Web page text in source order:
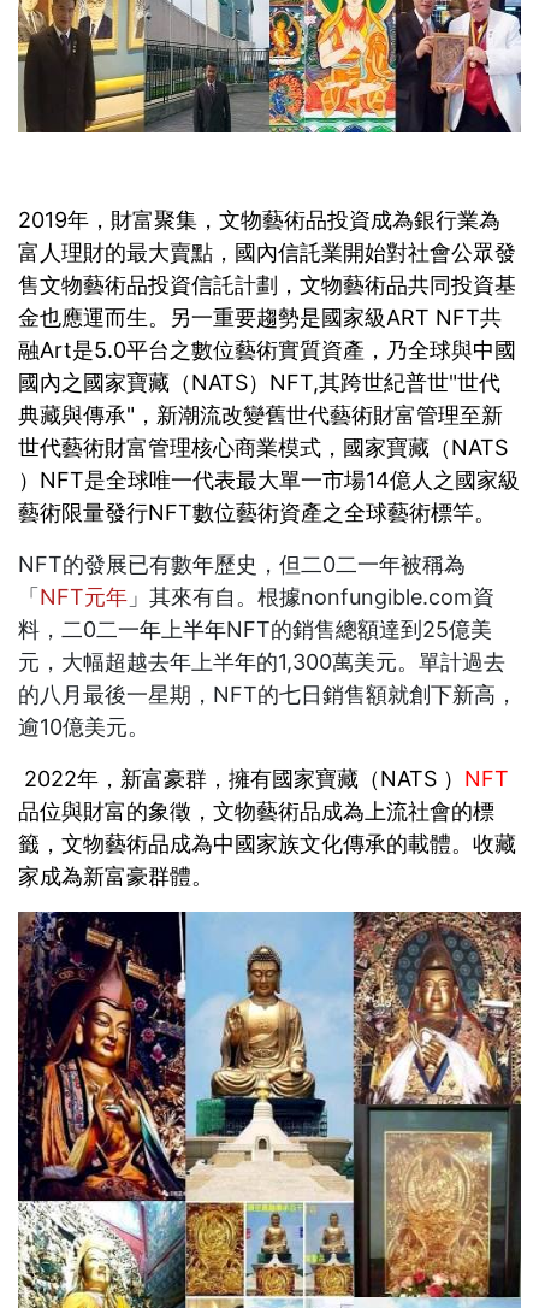
2019年，財富聚集，文物藝術品投資成為銀行業為
富人理財的最大賣點，國內信託業開始對社會公眾發
售文物藝術品投資信託計劃，文物藝術品共同投資基
金也應運而生。另一重要趨勢是國家級ART NFT共
融Art是5.0平台之數位藝術實質資產，乃全球與中國
國內之國家寶藏（NATS）NFT,其跨世紀普世"世代
典藏與傳承"，新潮流改變舊世代藝術財富管理至新
世代藝術財富管理核心商業模式，國家寶藏（NATS
）NFT是全球唯一代表最大單一市場14億人之國家級
藝術限量發行NFT數位藝術資產之全球藝術標竿。
NFT的發展已有數年歷史，但二0二一年被稱為
「 NFT元年 」其來有自。根據nonfungible.com資
料，二0二一年上半年NFT的銷售總額達到25億美
元，大幅超越去年上半年的1,300萬美元。單計過去
的八月最後一星期，NFT的七日銷售額就創下新高，
逾10億美元。
2022年，新富豪群，擁有國家寶藏（NATS ） NFT
品位與財富的象徵，文物藝術品成為上流社會的標
籤，文物藝術品成為中國家族文化傳承的載體。收藏
家成為新富豪群體。